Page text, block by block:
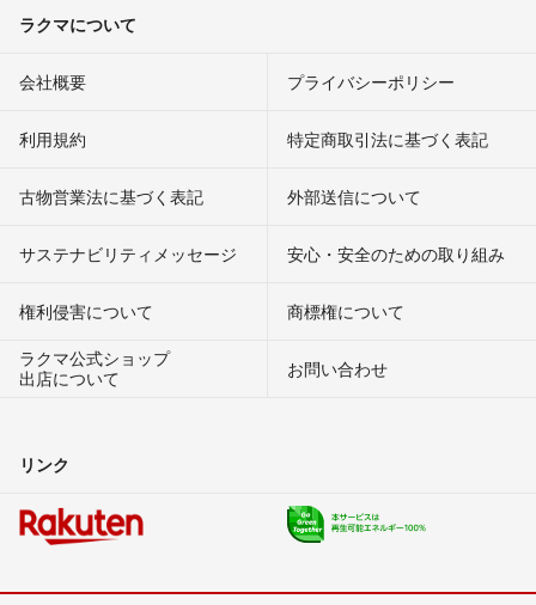
ラクマについて
会社概要 プライバシーポリシー
利用規約 特定商取引法に基づく表記
古物営業法に基づく表記 外部送信について
サステナビリティメッセージ 安心・安全のための取り組み
権利侵害について
商標権について
ラクマ公式ショップ
出店について
お問い合わせ
リンク